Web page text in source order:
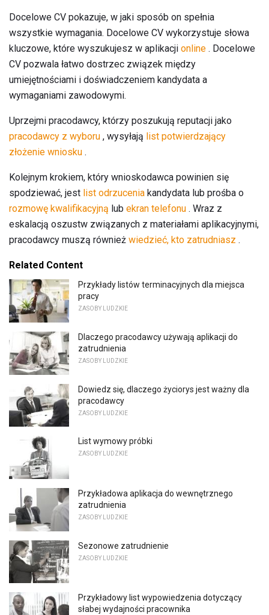
Docelowe CV pokazuje, w jaki sposób on spełnia
wszystkie wymagania. Docelowe CV wykorzystuje słowa
kluczowe, które wyszukujesz w aplikacji online . Docelowe
CV pozwala łatwo dostrzec związek między
umiejętnościami i doświadczeniem kandydata a
wymaganiami zawodowymi.
Uprzejmi pracodawcy, którzy poszukują reputacji jako
pracodawcy z wyboru , wysyłają list potwierdzający
złożenie wniosku .
Kolejnym krokiem, który wnioskodawca powinien się
spodziewać, jest list odrzucenia kandydata lub prośba o
rozmowę kwalifikacyjną lub ekran telefonu . Wraz z
eskalacją oszustw związanych z materiałami aplikacyjnymi,
pracodawcy muszą również wiedzieć, kto zatrudniasz .
Related Content
Przykłady listów terminacyjnych dla miejsca
pracy
ZASOBY LUDZKIE
Dlaczego pracodawcy używają aplikacji do
zatrudnienia
ZASOBY LUDZKIE
Dowiedz się, dlaczego życiorys jest ważny dla
pracodawcy
ZASOBY LUDZKIE
List wymowy próbki
ZASOBY LUDZKIE
Przykładowa aplikacja do wewnętrznego
zatrudnienia
ZASOBY LUDZKIE
Sezonowe zatrudnienie
ZASOBY LUDZKIE
Przykładowy list wypowiedzenia dotyczący
słabej wydajności pracownika